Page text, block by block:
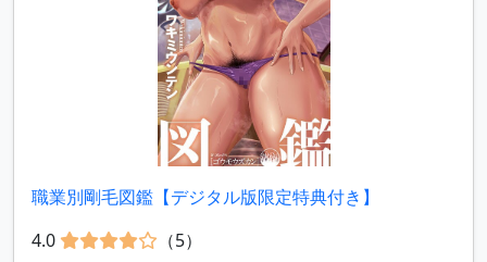
職業別剛毛図鑑【デジタル版限定特典付き】
4.0
（5）